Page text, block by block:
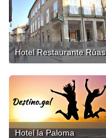
Hotel Restaurante Rúas
Hotel la Paloma